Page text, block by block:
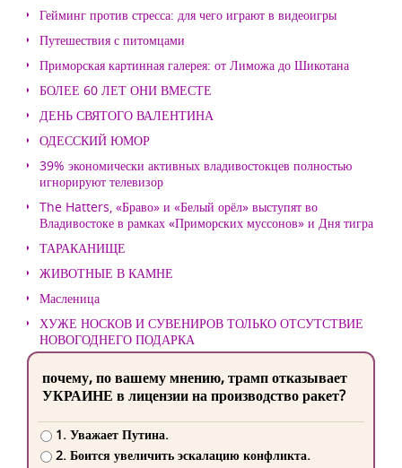
Гейминг против стресса: для чего играют в видеоигры
Путешествия с питомцами
Приморская картинная галерея: от Лиможа до Шикотана
БОЛЕЕ 60 ЛЕТ ОНИ ВМЕСТЕ
ДЕНЬ СВЯТОГО ВАЛЕНТИНА
ОДЕССКИЙ ЮМОР
39% экономически активных владивостокцев полностью
игнорируют телевизор
The Hatters, «Браво» и «Белый орёл» выступят во
Владивостоке в рамках «Приморских муссонов» и Дня тигра
ТАРАКАНИЩЕ
ЖИВОТНЫЕ В КАМНЕ
Масленица
ХУЖЕ НОСКОВ И СУВЕНИРОВ ТОЛЬКО ОТСУТСТВИЕ
НОВОГОДНЕГО ПОДАРКА
почему, по вашему мнению, трамп отказывает
УКРАИНЕ в лицензии на производство ракет?
1. Уважает Путина.
2. Боится увеличить эскалацию конфликта.